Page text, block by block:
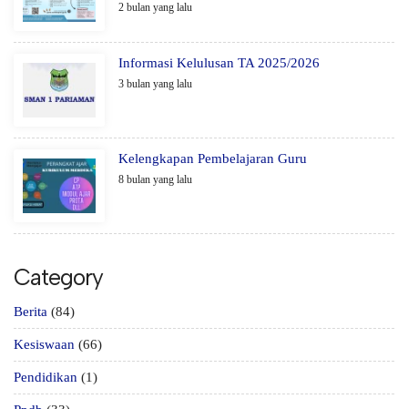
2 bulan yang lalu
Informasi Kelulusan TA 2025/2026
3 bulan yang lalu
Kelengkapan Pembelajaran Guru
8 bulan yang lalu
Category
Berita (84)
Kesiswaan (66)
Pendidikan (1)